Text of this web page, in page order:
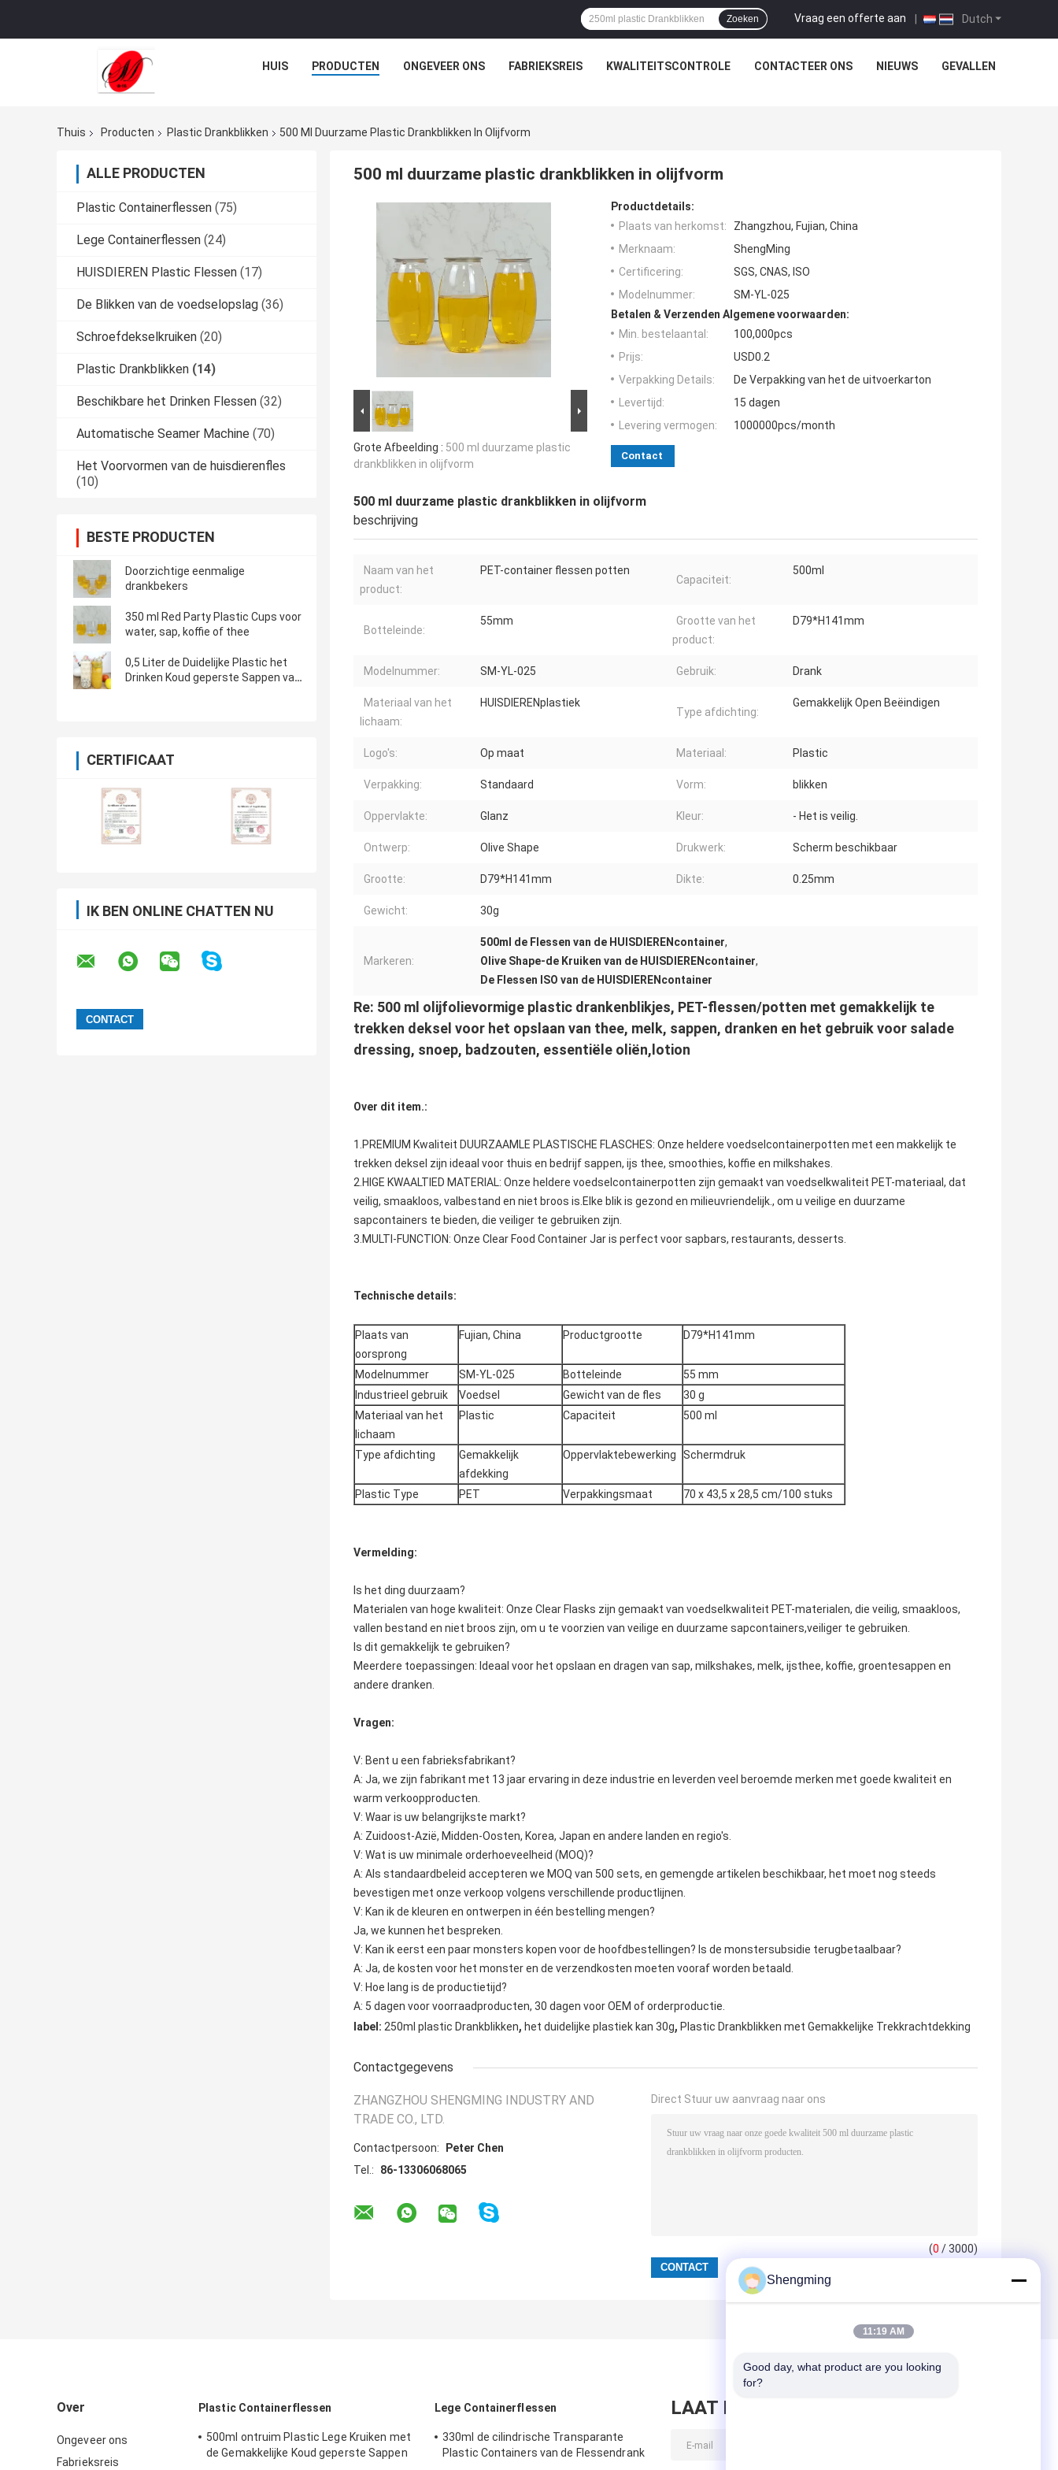
Dutch
Vraag een offerte aan |
Zoeken
HUIS PRODUCTEN ONGEVEER ONS FABRIEKSREIS KWALITEITSCONTROLE CONTACTEER ONS NIEUWS GEVALLEN
Thuis Producten Plastic Drankblikken 500 Ml Duurzame Plastic Drankblikken In Olijfvorm
ALLE PRODUCTEN
Plastic Containerflessen (75)
Lege Containerflessen (24)
HUISDIEREN Plastic Flessen (17)
De Blikken van de voedselopslag (36)
Schroefdekselkruiken (20)
Plastic Drankblikken (14)
Beschikbare het Drinken Flessen (32)
Automatische Seamer Machine (70)
Het Voorvormen van de huisdierenfles
(10)
BESTE PRODUCTEN
Doorzichtige eenmalige
drankbekers
350 ml Red Party Plastic Cups voor
water, sap, koffie of thee
0,5 Liter de Duidelijke Plastic het
Drinken Koud geperste Sappen van
CERTIFICAAT
IK BEN ONLINE CHATTEN NU
500 ml duurzame plastic drankblikken in olijfvorm
Grote Afbeelding : 500 ml duurzame plastic
drankblikken in olijfvorm
Productdetails:
Plaats van herkomst:
Zhangzhou, Fujian, China
Merknaam:
ShengMing
Certificering:
SGS, CNAS, ISO
Modelnummer:
SM-YL-025
Betalen & Verzenden Algemene voorwaarden:
Min. bestelaantal:
100,000pcs
Prijs:
USD0.2
Verpakking Details:
De Verpakking van het de uitvoerkarton
Levertijd:
15 dagen
Levering vermogen:
1000000pcs/month
Contact
500 ml duurzame plastic drankblikken in olijfvorm
beschrijving
Naam van het
product:
PET-container flessen potten
Capaciteit:
500ml
Botteleinde:
55mm
Grootte van het
product:
D79*H141mm
Modelnummer: SM-YL-025 Gebruik: Drank
Materiaal van het
lichaam:
HUISDIERENplastiek
Type afdichting:
Gemakkelijk Open Beëindigen
Logo's: Op maat Materiaal: Plastic
Verpakking: Standaard Vorm: blikken
Oppervlakte: Glanz Kleur: - Het is veilig.
Ontwerp: Olive Shape Drukwerk: Scherm beschikbaar
Grootte: D79*H141mm Dikte: 0.25mm
Gewicht: 30g
Markeren:
500ml de Flessen van de HUISDIERENcontainer,
Olive Shape-de Kruiken van de HUISDIERENcontainer,
De Flessen ISO van de HUISDIERENcontainer
Re: 500 ml olijfolievormige plastic drankenblikjes, PET-flessen/potten met gemakkelijk te
trekken deksel voor het opslaan van thee, melk, sappen, dranken en het gebruik voor salade
dressing, snoep, badzouten, essentiële oliën,lotion
Over dit item.:
1.PREMIUM Kwaliteit DUURZAAMLE PLASTISCHE FLASCHES: Onze heldere voedselcontainerpotten met een makkelijk te
trekken deksel zijn ideaal voor thuis en bedrijf sappen, ijs thee, smoothies, koffie en milkshakes.
2.HIGE KWAALTIED MATERIAL: Onze heldere voedselcontainerpotten zijn gemaakt van voedselkwaliteit PET-materiaal, dat
veilig, smaakloos, valbestand en niet broos is.Elke blik is gezond en milieuvriendelijk., om u veilige en duurzame
sapcontainers te bieden, die veiliger te gebruiken zijn.
3.MULTI-FUNCTION: Onze Clear Food Container Jar is perfect voor sapbars, restaurants, desserts.
Technische details:
Plaats van
oorsprong
Fujian, China Productgrootte D79*H141mm
Modelnummer SM-YL-025 Botteleinde
55 mm
Industrieel gebruik
Voedsel Gewicht van de fles
30 g
Materiaal van het
lichaam
Plastic Capaciteit 500 ml
Type afdichting
Gemakkelijk
afdekking
Oppervlaktebewerking Schermdruk
Plastic Type PET Verpakkingsmaat 70 x 43,5 x 28,5 cm/100 stuks
Vermelding:
Is het ding duurzaam?
Materialen van hoge kwaliteit: Onze Clear Flasks zijn gemaakt van voedselkwaliteit PET-materialen, die veilig, smaakloos,
vallen bestand en niet broos zijn, om u te voorzien van veilige en duurzame sapcontainers,veiliger te gebruiken.
Is dit gemakkelijk te gebruiken?
Meerdere toepassingen: Ideaal voor het opslaan en dragen van sap, milkshakes, melk, ijsthee, koffie, groentesappen en
andere dranken.
Vragen:
V: Bent u een fabrieksfabrikant?
A: Ja, we zijn fabrikant met 13 jaar ervaring in deze industrie en leverden veel beroemde merken met goede kwaliteit en
warm verkoopproducten.
V: Waar is uw belangrijkste markt?
A: Zuidoost-Azië, Midden-Oosten, Korea, Japan en andere landen en regio's.
V: Wat is uw minimale orderhoeveelheid (MOQ)?
A: Als standaardbeleid accepteren we MOQ van 500 sets, en gemengde artikelen beschikbaar, het moet nog steeds
bevestigen met onze verkoop volgens verschillende productlijnen.
V: Kan ik de kleuren en ontwerpen in één bestelling mengen?
Ja, we kunnen het bespreken.
V: Kan ik eerst een paar monsters kopen voor de hoofdbestellingen? Is de monstersubsidie terugbetaalbaar?
A: Ja, de kosten voor het monster en de verzendkosten moeten vooraf worden betaald.
V: Hoe lang is de productietijd?
A: 5 dagen voor voorraadproducten, 30 dagen voor OEM of orderproductie.
label: 250ml plastic Drankblikken, het duidelijke plastiek kan 30g, Plastic Drankblikken met Gemakkelijke Trekkrachtdekking
Contactgegevens
ZHANGZHOU SHENGMING INDUSTRY AND
TRADE CO., LTD.
Contactpersoon:
Peter Chen
Tel.:
86-13306068065
Direct Stuur uw aanvraag naar ons
(0 / 3000)
Over
Ongeveer ons
Fabrieksreis
Plastic Containerflessen
500ml ontruim Plastic Lege Kruiken met
de Gemakkelijke Koud geperste Sappen
Lege Containerflessen
330ml de cilindrische Transparante
Plastic Containers van de Flessendrank
LAAT BERICHT ACHTER
Shengming
11:19 AM
Good day, what product are you looking
for?